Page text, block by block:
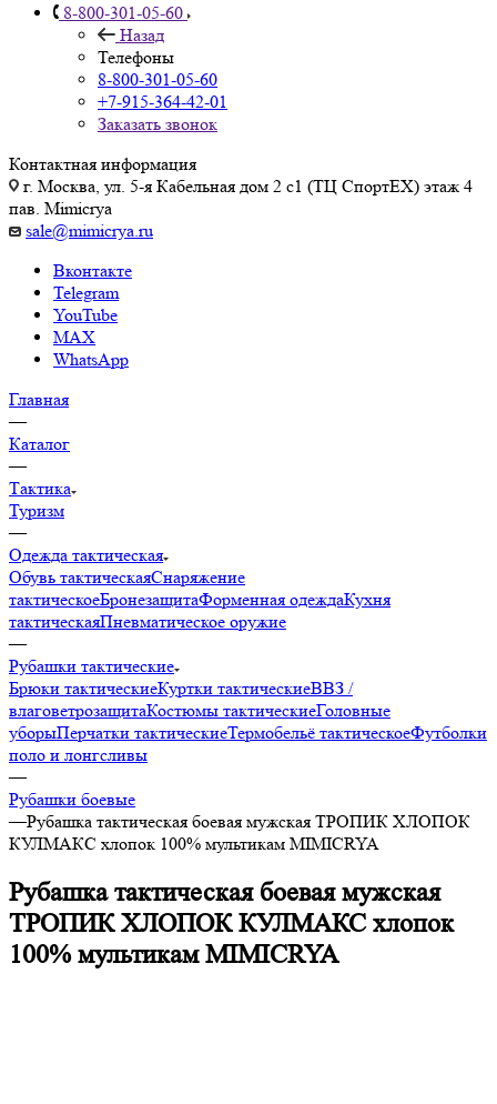
8-800-301-05-60
Назад
Телефоны
8-800-301-05-60
+7-915-364-42-01
Заказать звонок
Контактная информация
г. Москва, ул. 5-я Кабельная дом 2 с1 (ТЦ СпортEX) этаж 4
пав. Mimicrya
sale@mimicrya.ru
Вконтакте
Telegram
YouTube
MAX
WhatsApp
Главная
—
Каталог
—
Тактика
Туризм
—
Одежда тактическая
Обувь тактическаяСнаряжение
тактическоеБронезащитаФорменная одеждаКухня
тактическаяПневматическое оружие
—
Рубашки тактические
Брюки тактическиеКуртки тактическиеВВЗ /
влаговетрозащитаКостюмы тактическиеГоловные
уборыПерчатки тактическиеТермобельё тактическоеФутболки
поло и лонгсливы
—
Рубашки боевые
—Рубашка тактическая боевая мужская ТРОПИК ХЛОПОК
КУЛМАКС хлопок 100% мультикам MIMICRYA
Рубашка тактическая боевая мужская
ТРОПИК ХЛОПОК КУЛМАКС хлопок
100% мультикам MIMICRYA